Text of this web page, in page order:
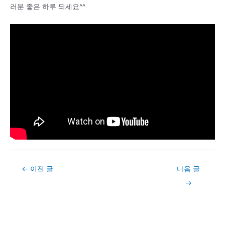
러분 좋은 하루 되세요^^
Post← 이전 글
다음 글
→